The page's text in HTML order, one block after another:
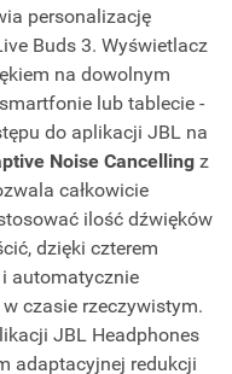
personalizację
Buds 3. Wyświetlacz
na dowolnym
lub tablecie -
do aplikacji JBL na
Noise Cancelling z
całkowicie
ilość dźwięków
dzięki czterem
automatycznie
czasie rzeczywistym.
JBL Headphones
adaptacyjnej redukcji